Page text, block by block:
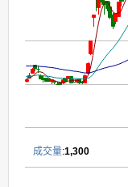
成交量:1,300